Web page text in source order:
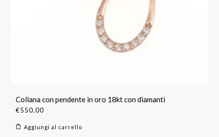
Collana con pendente in oro 18kt con diamanti
€550,00
Aggiungi al carrello